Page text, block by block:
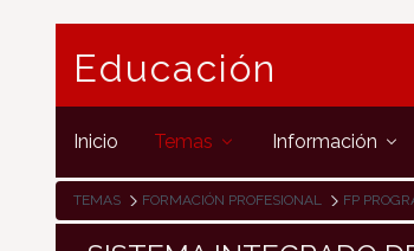
Educación
Inicio Temas Información
TEMAS FORMACIÓN PROFESIONAL FP